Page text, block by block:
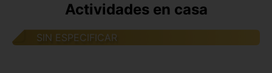
Actividades en casa
SIN ESPECIFICAR